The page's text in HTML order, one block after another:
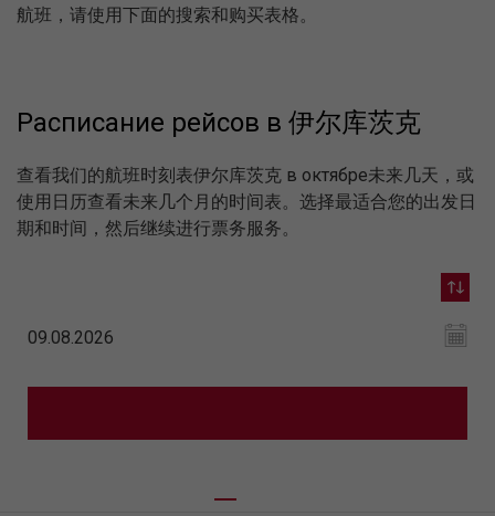
航班，请使用下面的搜索和购买表格。
Расписание рейсов в 伊尔库茨克
查看我们的航班时刻表伊尔库茨克 в октябре未来几天，或
使用日历查看未来几个月的时间表。选择最适合您的出发日
期和时间，然后继续进行票务服务。